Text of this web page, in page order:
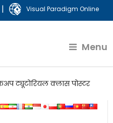
| Visual Paradigm Online
Menu
ट्यूटोरियल क्लास पोस्टर